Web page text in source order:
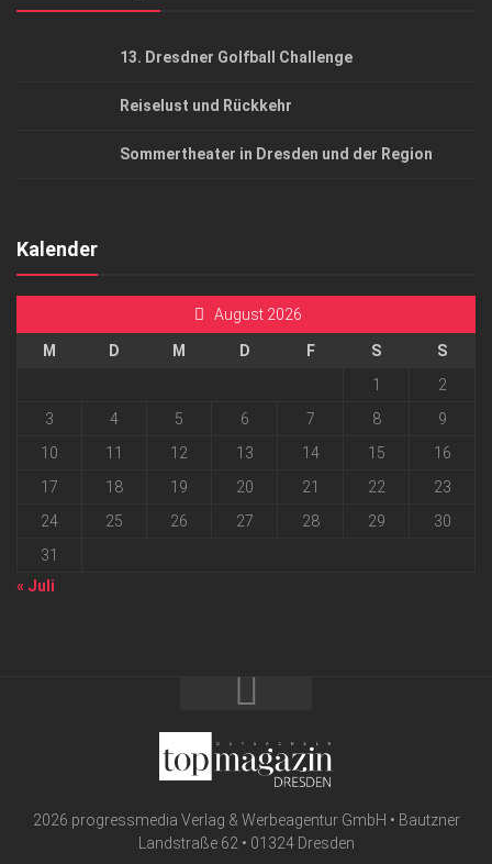
13. Dresdner Golfball Challenge
Reiselust und Rückkehr
Sommertheater in Dresden und der Region
Kalender
August 2026
M D M D F S
S
1
2
3
4 5 6 7 8
9
10
11 12 13 14 15
16
17
18 19 20 21 22
23
24
25 26 27 28 29
30
31
« Juli
2026 progressmedia Verlag & Werbeagentur GmbH • Bautzner
Landstraße 62 • 01324 Dresden